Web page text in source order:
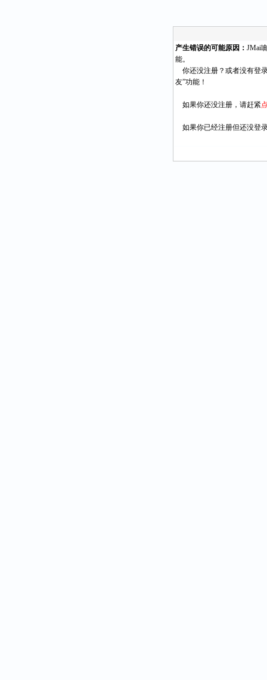
产生错误的可能原因： JMail
能。
你还没注册？或者没有登
友”功能！
如果你还没注册，请赶紧
如果你已经注册但还没登